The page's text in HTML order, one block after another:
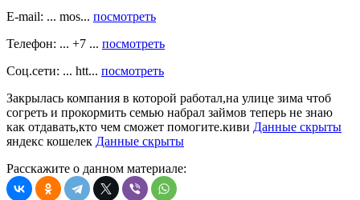
E-mail: ... mos... посмотреть
Телефон: ... +7 ... посмотреть
Соц.сети: ... htt... посмотреть
Закрылась компания в которой работал,на улице зима чтоб
согреть и прокормить семью набрал займов теперь не знаю
как отдавать,кто чем сможет помогите.киви Данные скрыты
яндекс кошелек Данные скрыты
Расскажите о данном материале: